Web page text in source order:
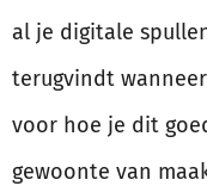
al je digitale
terugvindt
voor hoe je dit
gewoonte van